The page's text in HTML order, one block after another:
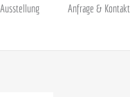
Anfrage & Kontakt